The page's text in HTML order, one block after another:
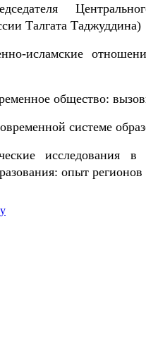
Талгата Таджуддина)
исламские
общество:
системе
исследования в
опыт